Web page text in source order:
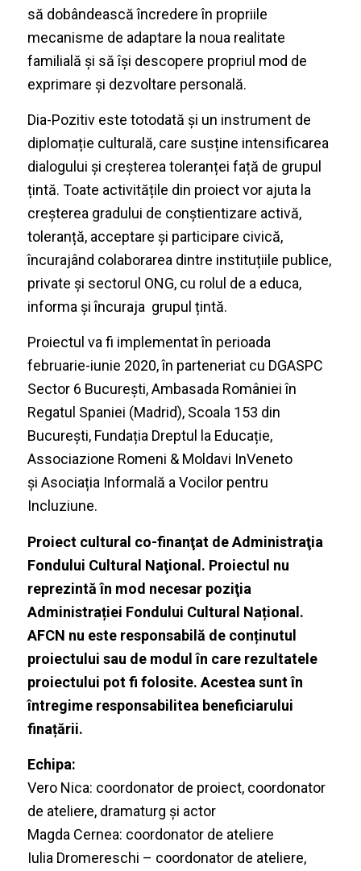
să dobândească încredere în propriile
mecanisme de adaptare la noua realitate
familială și să își descopere propriul mod de
exprimare și dezvoltare personală.
Dia-Pozitiveste totodată și un instrument de
diplomație culturală, care susține intensificarea
dialogului și creșterea toleranței față de grupul
țintă. Toate activitățile din proiect vor ajuta la
creșterea gradului de conștientizare activă,
toleranță, acceptare și participare civică,
încurajând colaborarea dintre instituțiile publice,
private și sectorul ONG, cu rolul de a educa,
informa și încuraja grupul țintă.
Proiectul va fi implementat în perioada
februarie-iunie 2020, în parteneriat cu DGASPC
Sector 6 București, Ambasada României în
Regatul Spaniei (Madrid), Scoala 153 din
București, Fundația Dreptul la Educație,
Associazione Romeni & Moldavi InVeneto
și Asociația Informală a Vocilor pentru
Incluziune.
Proiect cultural co-finanţat de Administraţia
Fondului Cultural Naţional. Proiectul nu
reprezintă în mod necesar poziţia
Administrației Fondului Cultural Național.
AFCN nu este responsabilă de conținutul
proiectului sau de modul în care rezultatele
proiectului pot fi folosite. Acestea sunt în
întregime responsabilitea beneficiarului
finațării.
Echipa:
Vero Nica: coordonator de proiect, coordonator
de ateliere, dramaturg și actor
Magda Cernea: coordonator de ateliere
Iulia Dromereschi – coordonator de ateliere,